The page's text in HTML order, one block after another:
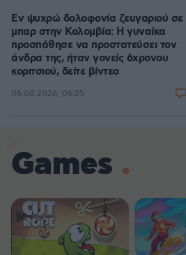
Εν ψυχρώ δολοφονία ζευγαριού σε
μπαρ στην Κολομβία: Η γυναίκα
προσπάθησε να προστατεύσει τον
άνδρα της, ήταν γονείς 6χρονου
κοριτσιού, δείτε βίντεο
06.08.2026, 06:25
Games